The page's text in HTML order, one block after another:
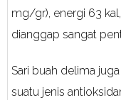
mg/gr), energi 63
dianggap sangat
Sari buah delima
suatu jenis